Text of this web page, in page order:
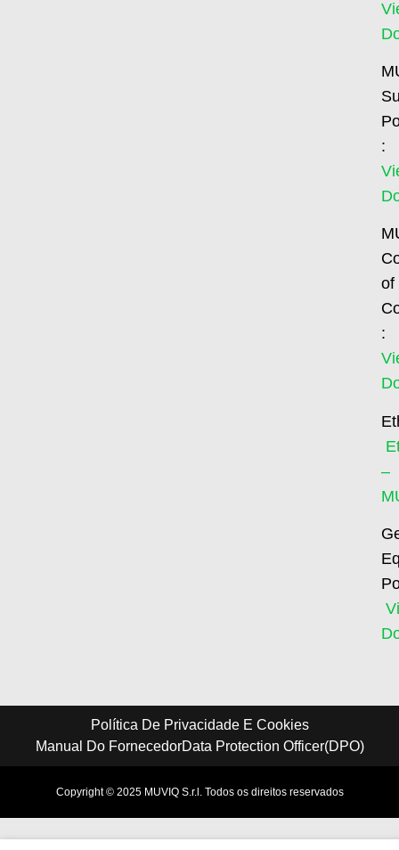
:
of
:
–
Política De Privacidade E Cookies
Manual Do FornecedorData Protection Officer(DPO)
Copyright © 2025 MUVIQ S.r.l. Todos os direitos reservados